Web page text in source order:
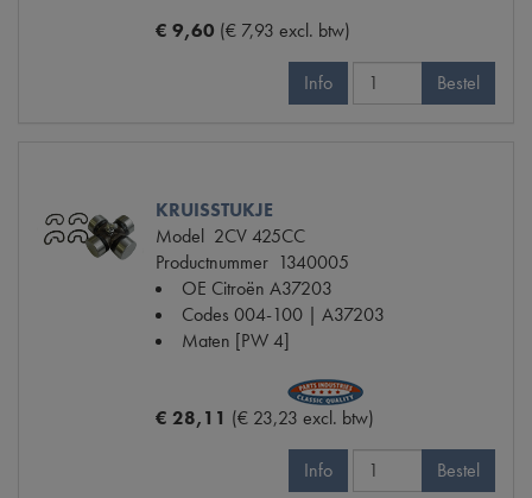
€ 9,60 (€ 7,93 excl. btw)
Info Bestel
KRUISSTUKJE
Model 2CV 425CC
Productnummer 1340005
OE Citroën A37203
Codes 004-100 | A37203
Maten [PW 4]
€ 28,11 (€ 23,23 excl. btw)
Info Bestel